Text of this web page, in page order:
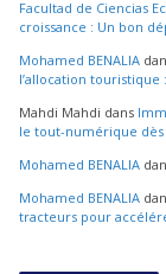
Facultad de Ciencias
croissance : Un bon
Mohamed BENALIA
l’allocation
Mahdi Mahdi dans
le tout-numérique
Mohamed BENALIA
Mohamed BENALIA
tracteurs pour